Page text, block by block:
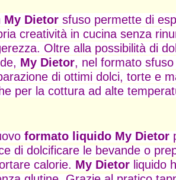
My Dietor sfuso permette di
creatività in cucina senza
Oltre alla possibilità di
My Dietor, nel formato
di ottimi dolci, torte e
per la cottura ad alte
formato liquido My Dietor
di dolcificare le bevande o
calorie. My Dietor liquido